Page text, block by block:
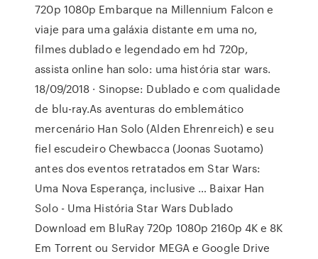
720p 1080p Embarque na Millennium Falcon e
viaje para uma galáxia distante em uma no,
filmes dublado e legendado em hd 720p,
assista online han solo: uma história star wars.
18/09/2018 · Sinopse: Dublado e com qualidade
de blu-ray.As aventuras do emblemático
mercenário Han Solo (Alden Ehrenreich) e seu
fiel escudeiro Chewbacca (Joonas Suotamo)
antes dos eventos retratados em Star Wars:
Uma Nova Esperança, inclusive … Baixar Han
Solo - Uma História Star Wars Dublado
Download em BluRay 720p 1080p 2160p 4K e 8K
Em Torrent ou Servidor MEGA e Google Drive